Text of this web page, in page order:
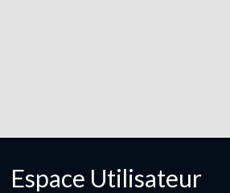
Espace Utilisateur